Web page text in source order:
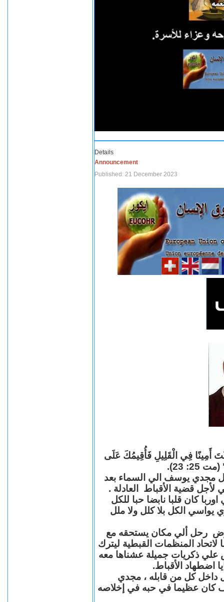
Details
Announcement
Published: 21 December 2023
أَمِينًا فِي الْقَلِيلِ فَأُقِيمُكَ عَلَى
23).
مجدي يوسف الي السماء بعد
قضية الأقباط العادلة .
كان قلبا نابضا حبا للكل
يواسي الكل بلا كلل ولا ملل
رحل ألي مكان يستحقه مع
المنظمات القبطية ليترك
علي ذكريات جميلة عشناها معه
اضطهاد الأقباط.
داخل كل من قابله ، مجدي
عظيما في حبه في إخلاصه